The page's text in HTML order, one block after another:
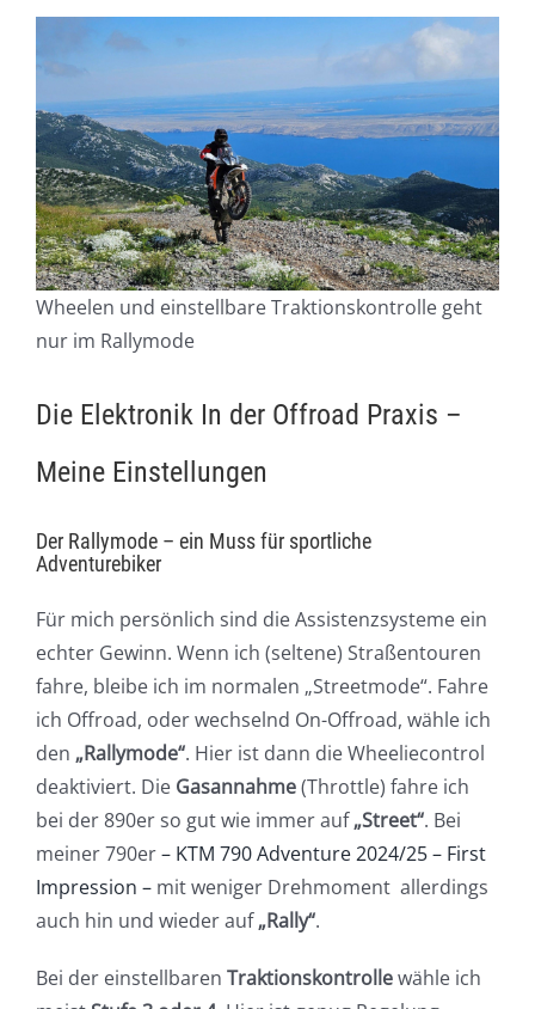
Wheelen und einstellbare Traktionskontrolle geht
nur im Rallymode
Die Elektronik In der Offroad Praxis –
Meine Einstellungen
Der Rallymode – ein Muss für sportliche
Adventurebiker
Für mich persönlich sind die Assistenzsysteme ein
echter Gewinn. Wenn ich (seltene) Straßentouren
fahre, bleibe ich im normalen „Streetmode“. Fahre
ich Offroad, oder wechselnd On-Offroad, wähle ich
den „Rallymode“. Hier ist dann die Wheeliecontrol
deaktiviert. Die Gasannahme(Throttle) fahre ich
bei der 890er so gut wie immer auf„Street“. Bei
meiner 790er– KTM 790 Adventure 2024/25 – First
Impression – mit weniger Drehmoment allerdings
auch hin und wieder auf„Rally“.
Bei der einstellbaren Traktionskontrollewähle ich